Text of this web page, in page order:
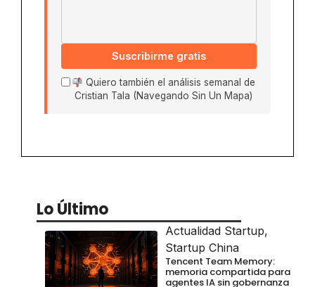
Suscribirme gratis
Quiero también el análisis semanal de
Cristian Tala (Navegando Sin Un Mapa)
Lo Último
Actualidad Startup,
Startup China
Tencent Team Memory:
memoria compartida para
agentes IA sin gobernanza